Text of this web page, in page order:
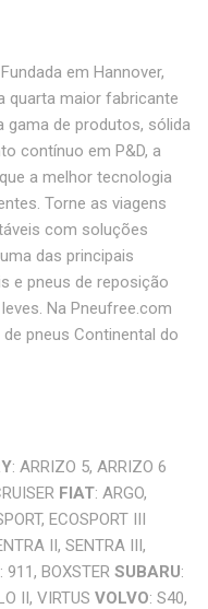
Fundada em Hannover,
quarta maior fabricante
gama de produtos, sólida
contínuo em P&D, a
a melhor tecnologia
Torne as viagens
​​com soluções
das principais
e pneus de reposição
Na Pneufree.com
pneus Continental do
: ARRIZO 5, ARRIZO 6
FIAT: ARGO,
ECOSPORT III
II, SENTRA III,
: 911, BOXSTERSUBARU:
II, VIRTUSVOLVO: S40,